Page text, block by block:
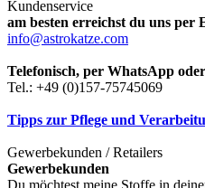
Kundenservice
am besten erreichst du uns per
info@astrokatze.com
Telefonisch, per WhatsApp
Tel.: +49 (0)157-75745069
Tipps zur Pflege und
Gewerbekunden / Retailers
Gewerbekunden
Du möchtest meine Stoffe in